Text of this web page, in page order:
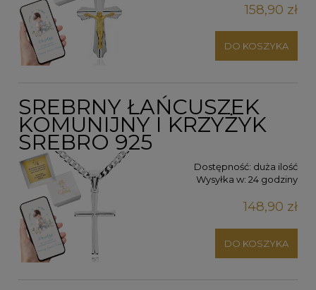
158,90 zł
DO KOSZYKA
SREBRNY ŁAŃCUSZEK
KOMUNIJNY I KRZYŻYK
SREBRO 925
Dostępność: duża ilość
Wysyłka w: 24 godziny
148,90 zł
DO KOSZYKA